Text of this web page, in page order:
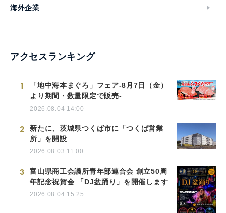
海外企業
アクセスランキング
1
「地中海本まぐろ」フェア-8月7日（金）
より期間・数量限定で販売-
2026.08.04 14:00
2
新たに、茨城県つくば市に「つくば営業
所」を開設
2026.08.03 11:00
3
富山県商工会議所青年部連合会 創立50周
年記念祝賀会 「DJ盆踊り」を開催します
2026.08.04 15:25